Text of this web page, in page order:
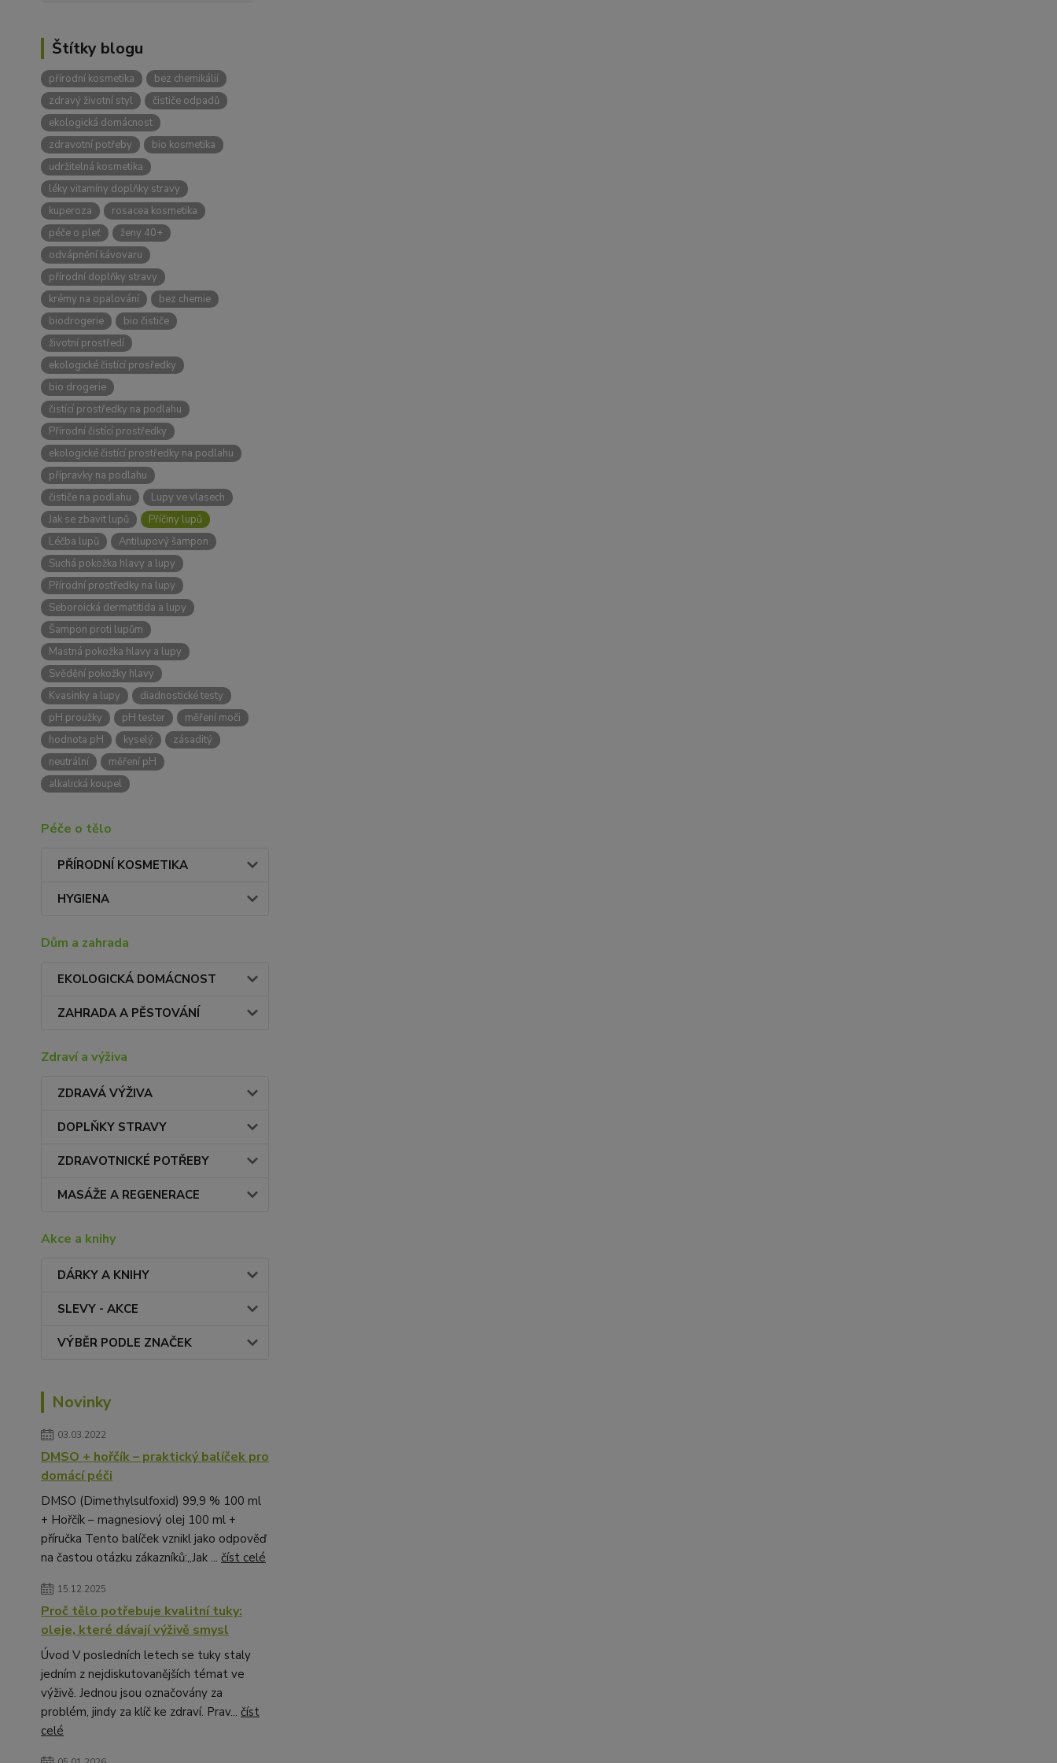
Štítky blogu
přírodní kosmetika
bez chemikálií
zdravý životní styl
čističe odpadů
ekologická domácnost
zdravotní potřeby
bio kosmetika
udržitelná kosmetika
léky vitamíny doplňky stravy
kuperoza
rosacea kosmetika
péče o pleť
ženy 40+
odvápnění kávovaru
přírodní doplňky stravy
krémy na opalování
bez chemie
biodrogerie
bio čističe
životní prostředí
ekologické čistící prosředky
bio drogerie
čistící prostředky na podlahu
Přírodní čistící prostředky
ekologické čistící prostředky na podlahu
přípravky na podlahu
čističe na podlahu
Lupy ve vlasech
Jak se zbavit lupů
Příčiny lupů
Léčba lupů
Antilupový šampon
Suchá pokožka hlavy a lupy
Přírodní prostředky na lupy
Seboroická dermatitida a lupy
Šampon proti lupům
Mastná pokožka hlavy a lupy
Svědění pokožky hlavy
Kvasinky a lupy
diadnostické testy
pH proužky
pH tester
měření moči
hodnota pH
kyselý
zásaditý
neutrální
měření pH
alkalická koupel
Péče o tělo
PŘÍRODNÍ KOSMETIKA
HYGIENA
Dům a zahrada
EKOLOGICKÁ DOMÁCNOST
ZAHRADA A PĚSTOVÁNÍ
Zdraví a výživa
ZDRAVÁ VÝŽIVA
DOPLŇKY STRAVY
ZDRAVOTNICKÉ POTŘEBY
MASÁŽE A REGENERACE
Akce a knihy
DÁRKY A KNIHY
SLEVY - AKCE
VÝBĚR PODLE ZNAČEK
Novinky
03.03.2022
DMSO + hořčík – praktický balíček pro
domácí péči
DMSO (Dimethylsulfoxid) 99,9 % 100 ml
+ Hořčík – magnesiový olej 100 ml +
příručka Tento balíček vznikl jako odpověď
na častou otázku zákazníků:„Jak ... číst celé
15.12.2025
Proč tělo potřebuje kvalitní tuky:
oleje, které dávají výživě smysl
Úvod V posledních letech se tuky staly
jedním z nejdiskutovanějších témat ve
výživě. Jednou jsou označovány za
problém, jindy za klíč ke zdraví. Prav... číst
celé